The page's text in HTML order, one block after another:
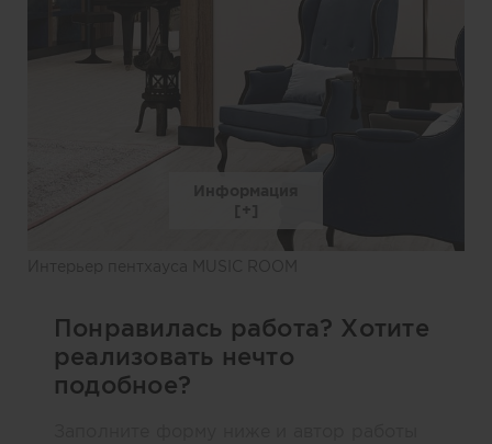
Понравилась работа? Хотите
реализовать нечто
подобное?